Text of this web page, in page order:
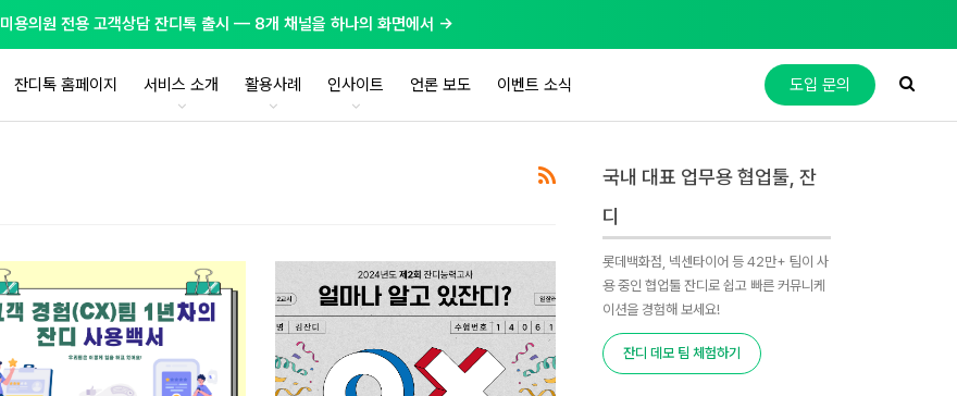
미용의원 전용 고객상담 잔디톡 출시 — 8개 채널을 하나의 화면에서 →
도입 문의
잔디톡 홈페이지 서비스 소개 활용사례 인사이트 언론 보도 이벤트 소식
국내 대표 업무용 협업툴, 잔
디
롯데백화점, 넥센타이어 등 42만+ 팀이 사
용 중인 협업툴 잔디로 쉽고 빠른 커뮤니케
이션을 경험해 보세요!
잔디 데모 팀 체험하기